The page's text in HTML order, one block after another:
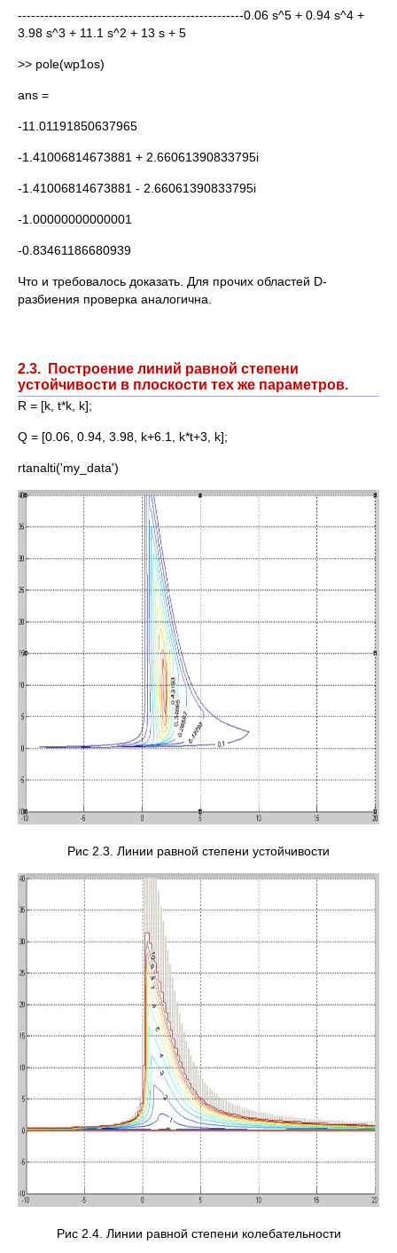
---------------------------------------------------0.06 s^5 + 0.94 s^4 +
3.98 s^3 + 11.1 s^2 + 13 s + 5
>> pole(wp1os)
ans =
-11.01191850637965
-1.41006814673881 + 2.66061390833795i
-1.41006814673881 - 2.66061390833795i
-1.00000000000001
-0.83461186680939
Что и требовалось доказать. Для прочих областей D-
разбиения проверка аналогична.
2.3. Построение линий равной степени
устойчивости в плоскости тех же параметров.
R = [k, t*k, k];
Q = [0.06, 0.94, 3.98, k+6.1, k*t+3, k];
rtanalti('my_data')
Рис 2.3. Линии равной степени устойчивости
Рис 2.4. Линии равной степени колебательности